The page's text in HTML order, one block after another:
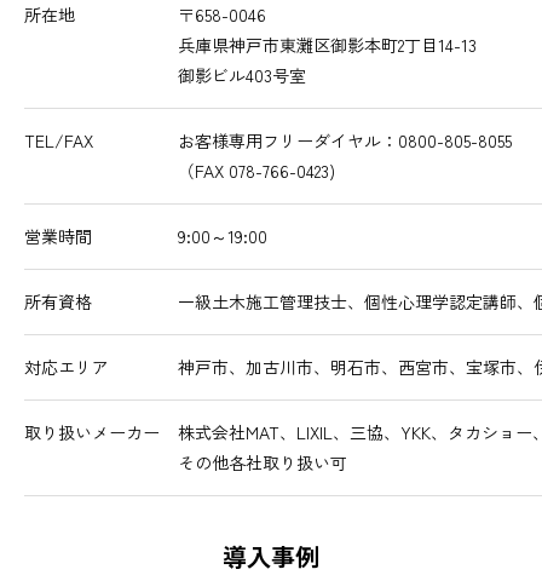
所在地
〒658-0046
兵庫県神戸市東灘区御影本町2丁目14-13
御影ビル403号室
TEL/FAX
お客様専用フリーダイヤル：0800-805-8055
（FAX 078-766-0423)
営業時間 9:00～19:00
所有資格 一級土木施工管理技士、個性心理学認定講師
対応エリア 神戸市、加古川市、明石市、西宮市、宝塚市、
取り扱いメーカー
株式会社MAT、LIXIL、三協、YKK、タカショ
その他各社取り扱い可
導入事例